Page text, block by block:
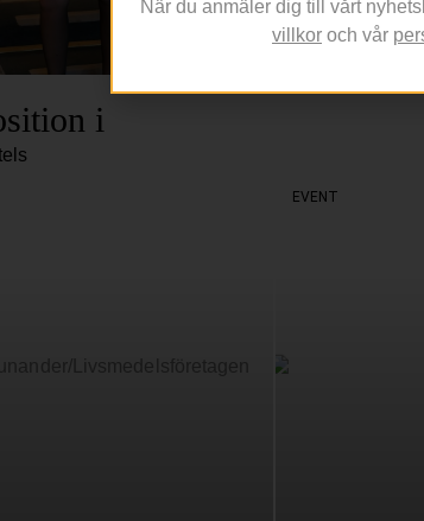
i
EVENT
När du anmäler dig till vårt
villkor och vår